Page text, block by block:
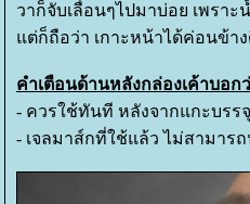
วาก็จับเลื่อนๆไปมาบ่อย เพรา
ต่ก็ถือว่า เกาะหน้าได้ค่อนข้า
คำเตือนด้านหลังกล่องเค้าบอก
- ควรใช้ทันที หลังจากแกะบร
- เจลมาส์กที่ใช้แล้ว ไม่สามาร